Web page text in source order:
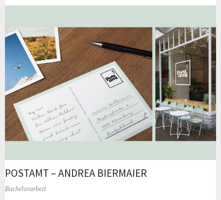
POSTAMT – ANDREA BIERMAIER
Bachelorarbeit